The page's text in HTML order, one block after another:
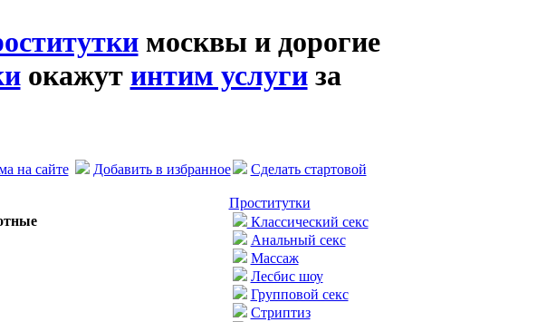
москвы и дорогие
окажут интим услугиза
на сайте Добавить в избранное Сделать стартовой
Проститутки
Классический секс
Анальный секс
Массаж
Лесбис шоу
Групповой секс
Стриптиз